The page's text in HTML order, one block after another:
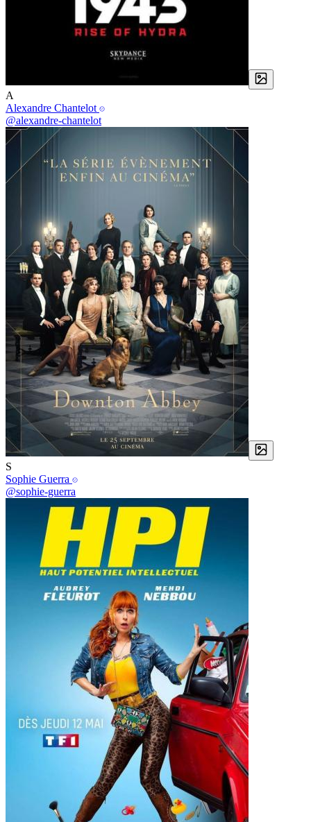
A
Alexandre Chantelot
@alexandre-chantelot
S
Sophie Guerra
@sophie-guerra